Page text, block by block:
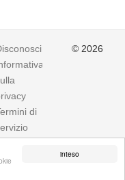
inteso
di
© 2026